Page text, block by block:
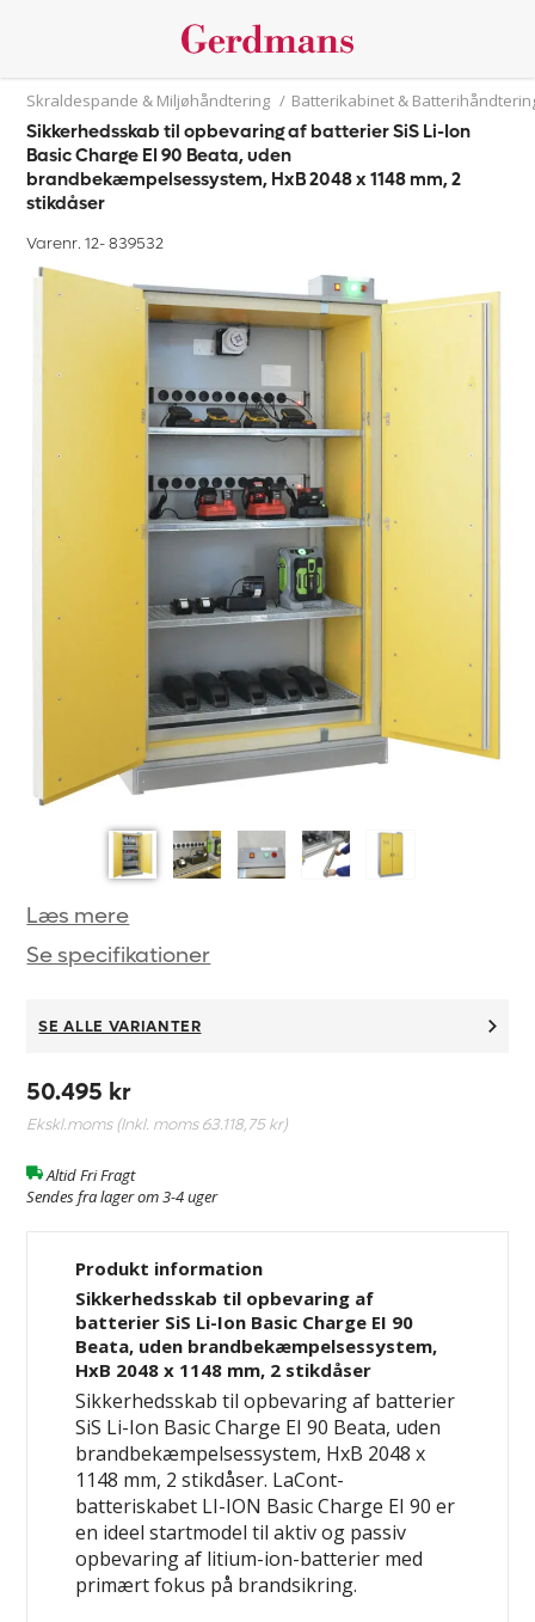
Skraldespande & Miljøhåndtering / Batterikabinet &
Sikkerhedsskab til opbevaring af batterier SiS Li-Ion
Basic Charge EI 90 Beata, uden
brandbekæmpelsessystem, HxB 2048 x 1148 mm, 2
stikdåser
Varenr. 12-839532
Læs mere
Se specifikationer
SE ALLE VARIANTER
50.495 kr
Ekskl.moms (Inkl. moms63.118,75 kr)
Altid Fri Fragt
Sendes fra lager om 3-4 uger
Produkt information
Sikkerhedsskab til opbevaring af
batterier SiS Li-Ion Basic Charge EI 90
Beata, uden brandbekæmpelsessystem,
HxB 2048 x 1148 mm, 2 stikdåser
Sikkerhedsskab til opbevaring af batterier
SiS Li-Ion Basic Charge EI 90 Beata, uden
brandbekæmpelsessystem, HxB 2048 x
1148 mm, 2 stikdåser. LaCont-
batteriskabet LI-ION Basic Charge EI 90 er
en ideel startmodel tilaktiv og passiv
opbevaring af litium-ion-batterier med
primært fokus på brandsikring.